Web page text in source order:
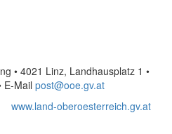
• 4021 Linz, Landhausplatz 1 •
E-Mail post@ooe.gv.at
www.land-oberoesterreich.gv.at